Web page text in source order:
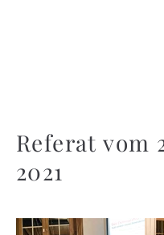
Referat vom
2021